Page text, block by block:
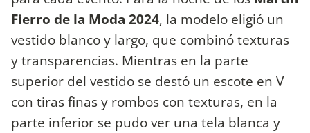
Fierro de la Moda 2024, la modelo eligió un
vestido blanco y largo, que combinó texturas
y transparencias. Mientras en la parte
superior del vestido se destó un escote en V
con tiras finas y rombos con texturas, en la
parte inferior se pudo ver una tela blanca y